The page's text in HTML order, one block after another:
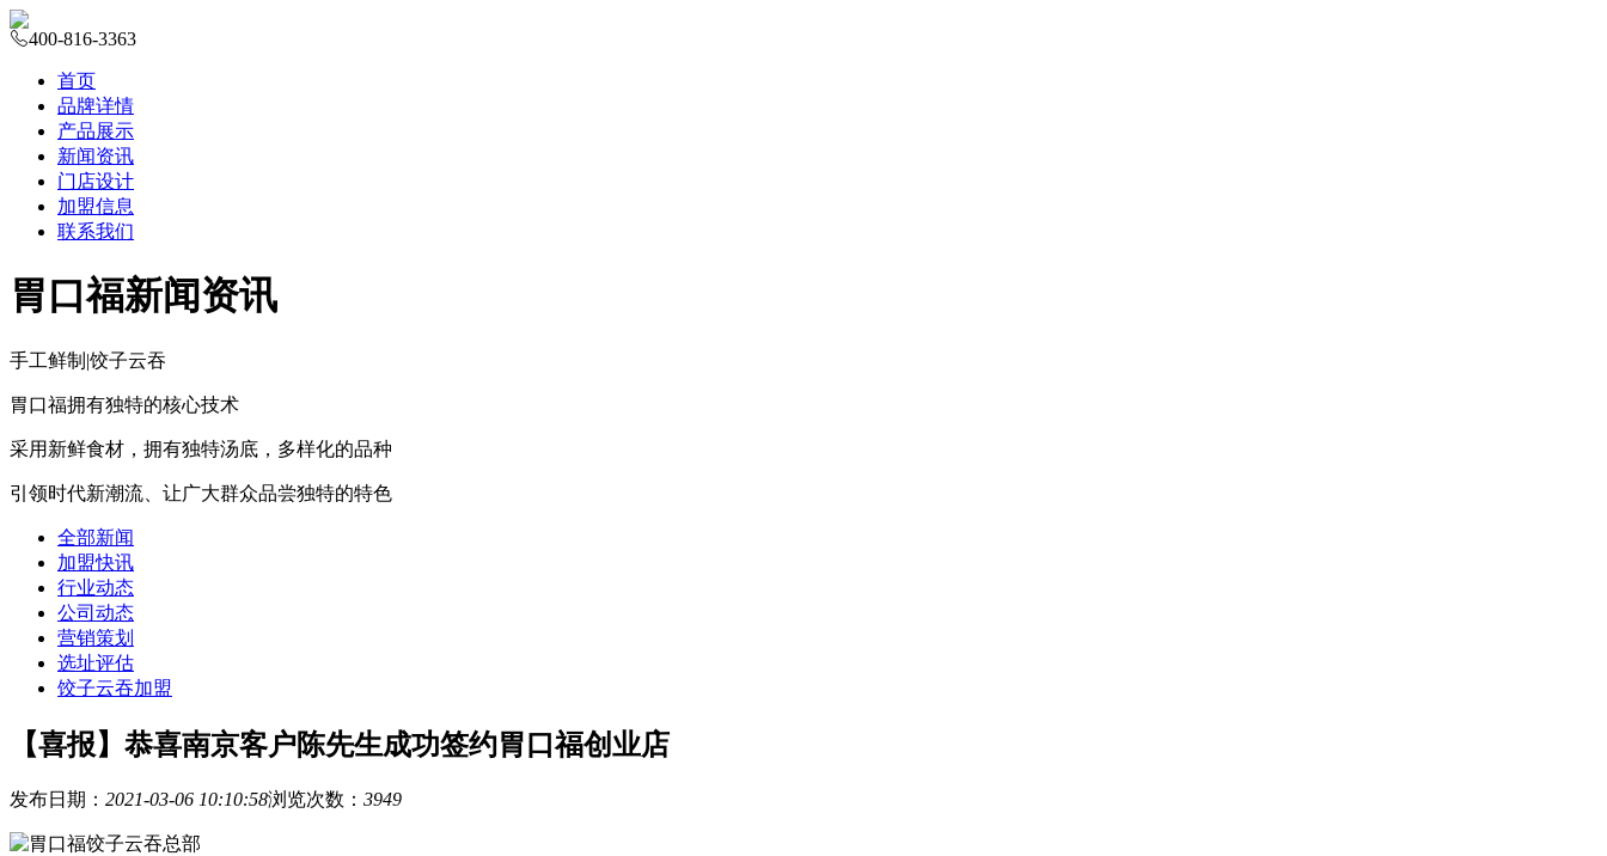
400-816-3363
首页
品牌详情
产品展示
新闻资讯
门店设计
加盟信息
联系我们
胃口福新闻资讯
手工鲜制 |饺子云吞
胃口福拥有独特的核心技术
采用新鲜食材，拥有独特汤底，多样化的品种
引领时代新潮流、让广大群众品尝独特的特色
全部新闻
加盟快讯
行业动态
公司动态
营销策划
选址评估
饺子云吞加盟
【喜报】恭喜南京客户陈先生成功签约胃口福创业店
发布日期： 2021-03-06 10:10:58浏览次数： 3949